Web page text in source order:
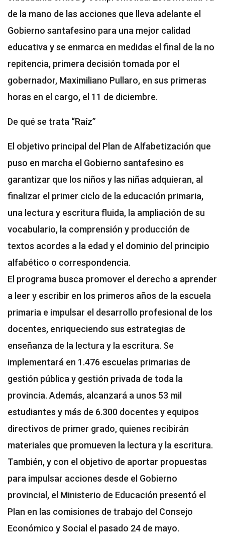
de la mano de las acciones que lleva adelante el
Gobierno santafesino para una mejor calidad
educativa y se enmarca en medidas el final de la no
repitencia, primera decisión tomada por el
gobernador, Maximiliano Pullaro, en sus primeras
horas en el cargo, el 11 de diciembre.
De qué se trata “Raíz”
El objetivo principal del Plan de Alfabetización que
puso en marcha el Gobierno santafesino es
garantizar que los niños y las niñas adquieran, al
finalizar el primer ciclo de la educación primaria,
una lectura y escritura fluida, la ampliación de su
vocabulario, la comprensión y producción de
textos acordes a la edad y el dominio del principio
alfabético o correspondencia.
El programa busca promover el derecho a aprender
a leer y escribir en los primeros años de la escuela
primaria e impulsar el desarrollo profesional de los
docentes, enriqueciendo sus estrategias de
enseñanza de la lectura y la escritura. Se
implementará en 1.476 escuelas primarias de
gestión pública y gestión privada de toda la
provincia. Además, alcanzará a unos 53 mil
estudiantes y más de 6.300 docentes y equipos
directivos de primer grado, quienes recibirán
materiales que promueven la lectura y la escritura.
También, y con el objetivo de aportar propuestas
para impulsar acciones desde el Gobierno
provincial, el Ministerio de Educación presentó el
Plan en las comisiones de trabajo del Consejo
Económico y Social el pasado 24 de mayo.